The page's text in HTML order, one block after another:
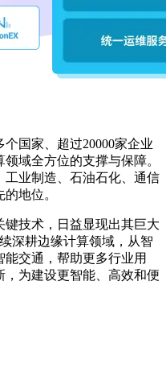
国家、超过20000家企业
域全方位的支撑与保障。
工业制造、石油石化、通信
地位。
技术，日益显现出其巨大
深耕边缘计算领域，从智
交通，帮助更多行业用
，为建设更智能、高效和便